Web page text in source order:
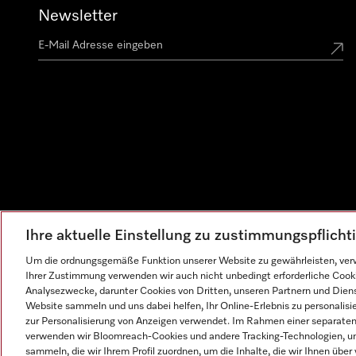
Newsletter
Ihre aktuelle Einstellung zu
Um die ordnungsgemäße Funktion unserer Website zu gewährleisten,
Ihrer Zustimmung verwenden wir auch nicht unbedingt erforderliche
Analysezwecke, darunter Cookies von Dritten, unseren Partnern und
Website sammeln und uns dabei helfen, Ihr Online-Erlebnis zu
zur Personalisierung von Anzeigen verwendet. Im Rahmen einer
verwenden wir Bloomreach-Cookies und andere Tracking-Technologien,
sammeln, die wir Ihrem Profil zuordnen, um die Inhalte, die wir Ihnen